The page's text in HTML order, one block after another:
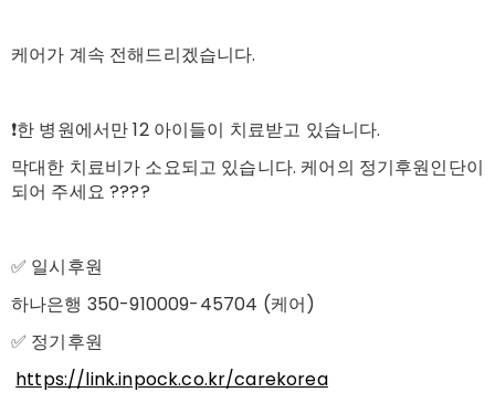
케어가 계속 전해드리겠습니다.
❗️한 병원에서만 12 아이들이 치료받고 있습니다.
막대한 치료비가 소요되고 있습니다. 케어의 정기후원인단이
되어 주세요 ????
✅ 일시후원
하나은행 350-910009-45704 (케어)
✅ 정기후원
https://link.inpock.co.kr/carekorea